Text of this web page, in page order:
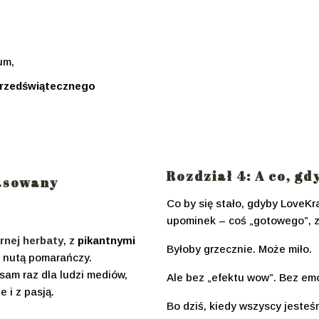
herbaty, z pikantnymi
pomarańczy.
raz dla ludzi mediów,
i z pasją.
Rozdział 4: A co,
Co by się stało, gdyby
upominek – coś „gotowego”,
Byłoby grzecznie. Może miło.
Ale bez „efektu wow”. Bez
Bo dziś, kiedy wszyscy